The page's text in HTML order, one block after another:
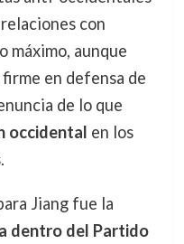
con
máximo, aunque
en defensa de
de lo que
occidental en los
Jiang fue la
dentro del Partido